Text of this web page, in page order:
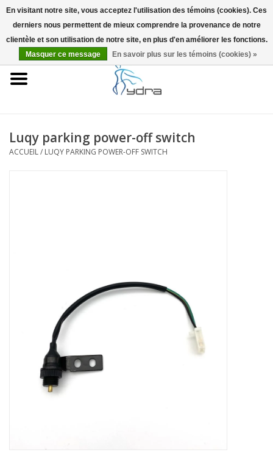
EUR
Accueil
Luqy parking power-off switch
ACCUEIL/ LUQY PARKING POWER-OFF SWITCH
En visitant notre site, vous acceptez l'utilisation des témoins (cookies). Ces
derniers nous permettent de mieux comprendre la provenance de notre
clientèle et son utilisation de notre site, en plus d'en améliorer les fonctions.
Masquer ce message
En savoir plus sur les témoins (cookies) »